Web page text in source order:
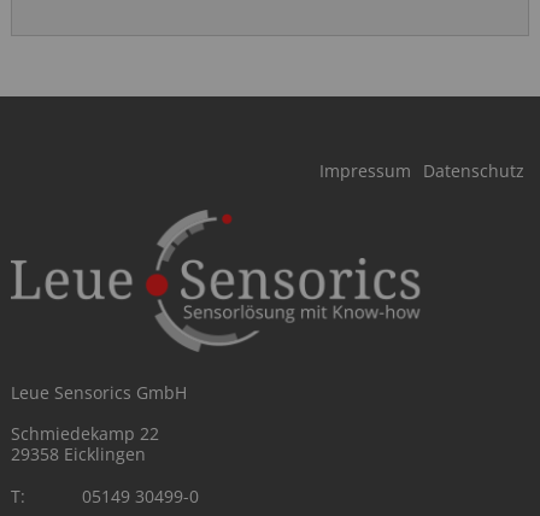
Navigation
überspringen
Impressum Datenschutz
Leue Sensorics GmbH
Schmiedekamp 22
29358 Eicklingen
T:
05149 30499-0